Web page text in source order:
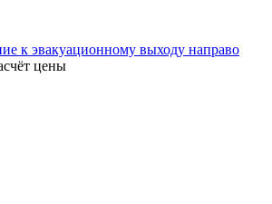
к эвакуационному выходу направо
цены